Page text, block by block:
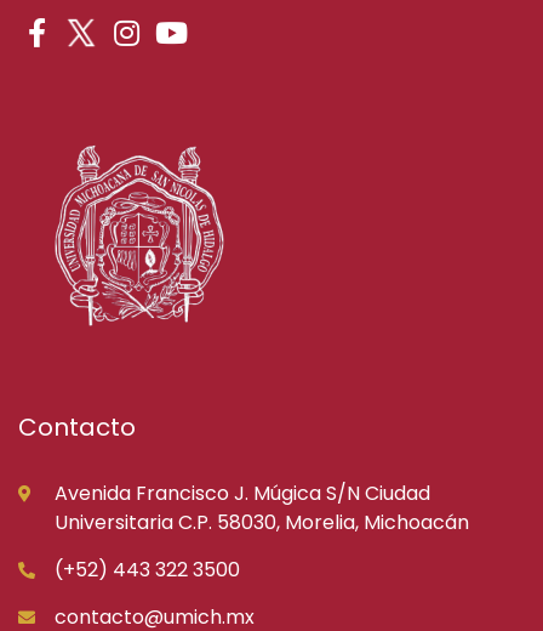
Contacto
Avenida Francisco J. Múgica S/N Ciudad
Universitaria C.P. 58030, Morelia, Michoacán
(+52) 443 322 3500
contacto@umich.mx